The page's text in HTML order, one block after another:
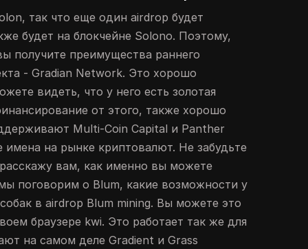
так что еще один airdrop будет
будет на блокчейне Solono. Поэтому,
получите преимущества раннего
- Gradian Network. Это хорошо
видеть, что у него есть золотая
от этого, также хорошо
Multi-Coin Capital и Panther
на рынке криптовалют. Не забудьте
вам, как именно вы можете
поговорим о Blum, какие возможности у
в airdrop Blum mining. Вы можете это
браузере kwi. Это работает так же для
на самом деле Gradient и Grass